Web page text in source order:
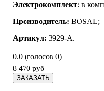
Электрокомплект: в
Производитель: BOSAL;
Артикул: 3929-A.
0.0 (голосов 0)
8 470 руб